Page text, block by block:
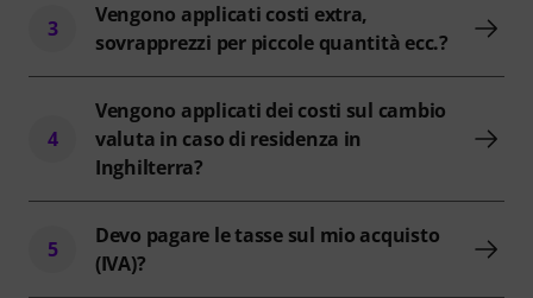
3
Vengono applicati costi extra,
sovrapprezzi per piccole quantità ecc.?
4
Vengono applicati dei costi sul cambio
valuta in caso di residenza in
Inghilterra?
5
Devo pagare le tasse sul mio acquisto
(IVA)?